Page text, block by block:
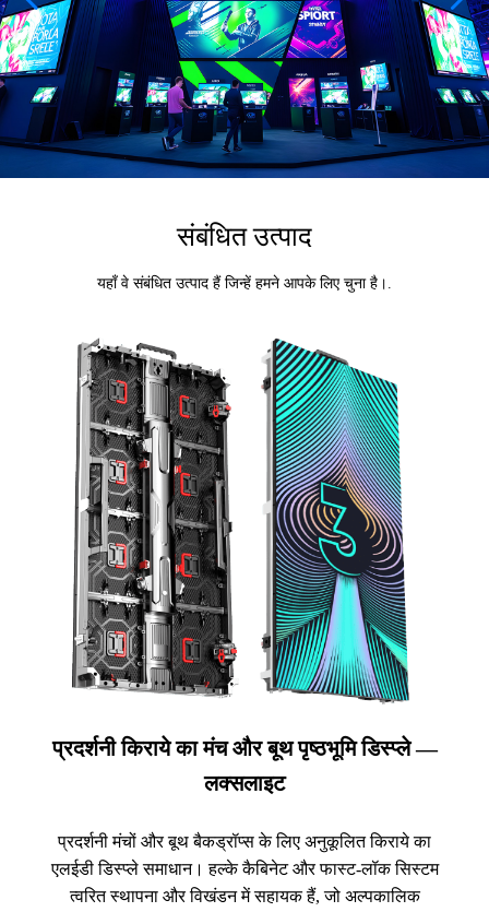
संबंधित उत्पाद
यहाँ वे संबंधित उत्पाद हैं जिन्हें हमने आपके लिए चुना है।.
प्रदर्शनी किराये का मंच और बूथ पृष्ठभूमि डिस्प्ले —
लक्सलाइट
प्रदर्शनी मंचों और बूथ बैकड्रॉप्स के लिए अनुकूलित किराये का
एलईडी डिस्प्ले समाधान। हल्के कैबिनेट और फास्ट-लॉक सिस्टम
त्वरित स्थापना और विखंडन में सहायक हैं, जो अल्पकालिक